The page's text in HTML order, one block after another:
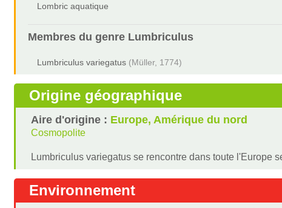
Lombric aquatique
Membres du genre Lumbriculus
Lumbriculus variegatus (Müller, 1774)
Origine géographique
Aire d'origine : Europe, Amérique du nord
Cosmopolite
Lumbriculus variegatus se rencontre dans toute l'Europe
Environnement